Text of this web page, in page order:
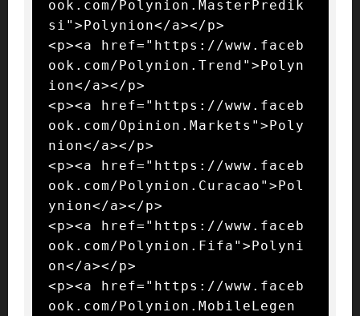
ook.com/Polynion.MasterPredik
si">Polynion</a></p>
<p><a href="https://www.faceb
ook.com/Polynion.Trend">Polyn
ion</a></p>
<p><a href="https://www.faceb
ook.com/Opinion.Markets">Poly
nion</a></p>
<p><a href="https://www.faceb
ook.com/Polynion.Curacao">Pol
ynion</a></p>
<p><a href="https://www.faceb
ook.com/Polynion.Fifa">Polyni
on</a></p>
<p><a href="https://www.faceb
ook.com/Polynion.MobileLegen